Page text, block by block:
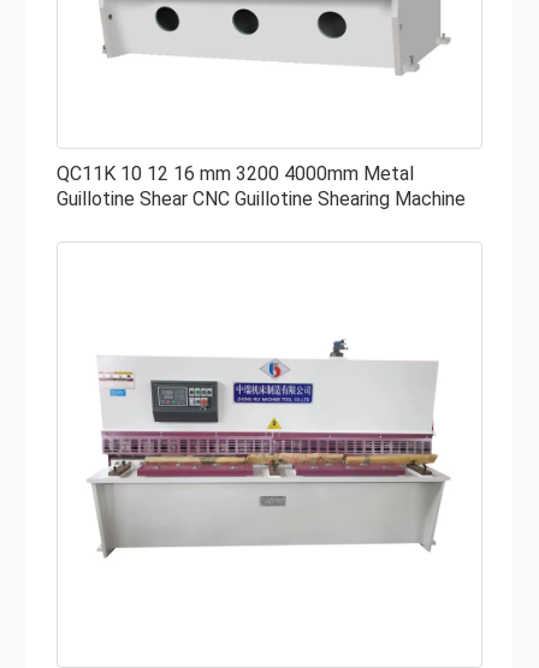
QC11K 10 12 16 mm 3200 4000mm Metal
Guillotine Shear CNC Guillotine Shearing Machine